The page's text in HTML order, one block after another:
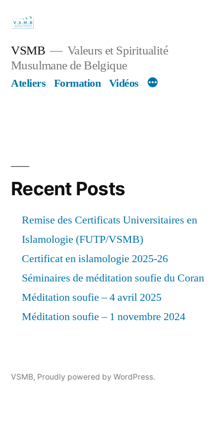
content
VSMB
Valeurs et Spiritualité
Musulmane de Belgique
Ateliers Formation Vidéos
Recent Posts
Remise des Certificats Universitaires en
Islamologie (FUTP/VSMB)
Certificat en islamologie 2025-26
Séminaires de méditation soufie du Coran
Méditation soufie – 4 avril 2025
Méditation soufie – 1 novembre 2024
VSMB, Proudly powered by WordPress.